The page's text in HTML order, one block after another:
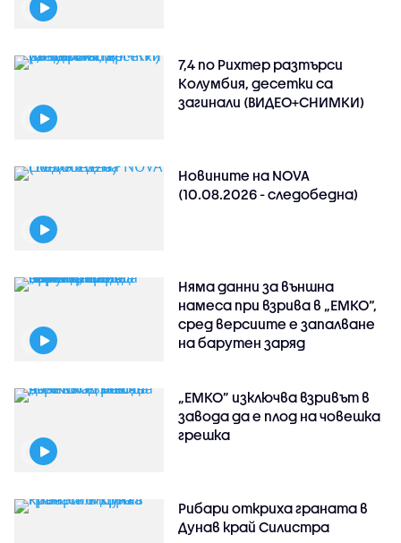
7,4 по Рихтер разтърси
Колумбия, десетки са
загинали (ВИДЕО+СНИМКИ)
Новините на NOVA
(10.08.2026 - следобедна)
Няма данни за външна
намеса при взрива в „ЕМКО“,
сред версиите е запалване
на барутен заряд
„ЕМКО” изключва взривът в
завода да е плод на човешка
грешка
Рибари откриха граната в
Дунав край Силистра